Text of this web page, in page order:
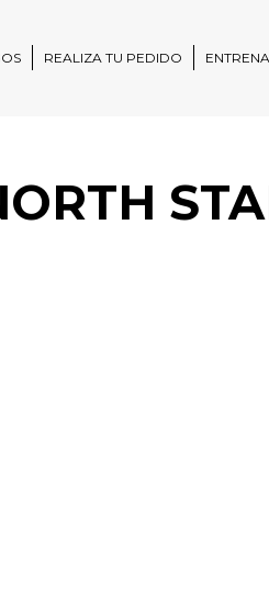
REALIZA TU PEDIDO